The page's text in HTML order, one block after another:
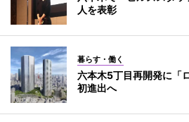
人を表彰
暮らす・働く
六本木5丁目再開発に
初進出へ